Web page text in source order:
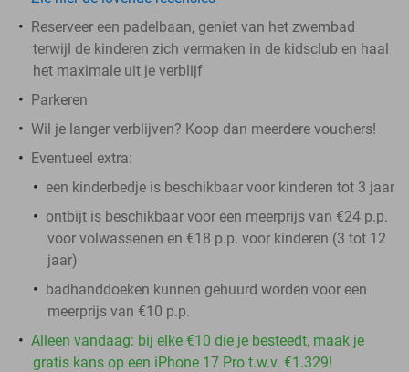
Reserveer een padelbaan, geniet van het zwembad
terwijl de kinderen zich vermaken in de kidsclub en haal
het maximale uit je verblijf
Parkeren
Wil je langer verblijven? Koop dan meerdere vouchers!
Eventueel extra:
een kinderbedje is beschikbaar voor kinderen tot 3 jaar
ontbijt is beschikbaar voor een meerprijs van €24 p.p.
voor volwassenen en €18 p.p. voor kinderen (3 tot 12
jaar)
badhanddoeken kunnen gehuurd worden voor een
meerprijs van €10 p.p.
Alleen vandaag: bij elke €10 die je besteedt, maak je
gratis kans op een iPhone 17 Pro t.w.v. €1.329!